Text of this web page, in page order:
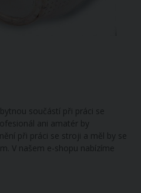
součástí při práci se
ani amatér by
při práci se stroji a měl by se
V našem e-shopu nabízíme